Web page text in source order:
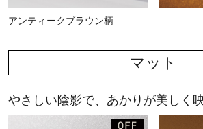
アンティークブラウン柄
マット
やさしい陰影で、あかりが美しく